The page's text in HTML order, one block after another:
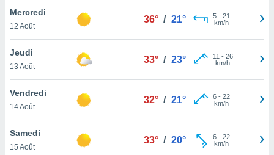
la
du
votre
Mercredi
12 Août
36° / 21° 5- 21
km/h
Jeudi
13 Août
33° / 23° 11 - 26
km/h
Vendredi
14 Août
32° / 21° 6- 22
km/h
Samedi
15 Août
33° / 20° 6- 22
km/h